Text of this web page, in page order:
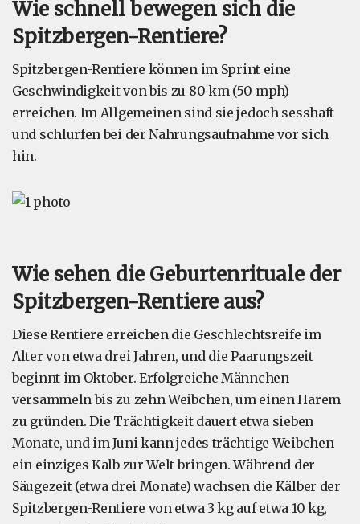
Wie schnell bewegen sich die
Spitzbergen-Rentiere?
Spitzbergen-Rentiere können im Sprint eine
Geschwindigkeit von bis zu 80 km (50 mph)
erreichen. Im Allgemeinen sind sie jedoch sesshaft
und schlurfen bei der Nahrungsaufnahme vor sich
hin.
Wie sehen die Geburtenrituale der
Spitzbergen-Rentiere aus?
Diese Rentiere erreichen die Geschlechtsreife im
Alter von etwa drei Jahren, und die Paarungszeit
beginnt im Oktober. Erfolgreiche Männchen
versammeln bis zu zehn Weibchen, um einen Harem
zu gründen. Die Trächtigkeit dauert etwa sieben
Monate, und im Juni kann jedes trächtige Weibchen
ein einziges Kalb zur Welt bringen. Während der
Säugezeit (etwa drei Monate) wachsen die Kälber der
Spitzbergen-Rentiere von etwa 3 kg auf etwa 10 kg,